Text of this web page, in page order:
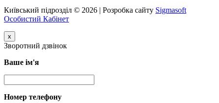
Київський підрозділ © 2026 | Розробка сайту Sigmasoft
Особистий Кабінет
x
Зворотний дзвінок
Ваше ім'я
Номер телефону